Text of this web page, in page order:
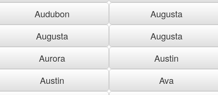
Audubon
Augusta
Augusta
Augusta
Aurora
Austin
Austin
Ava